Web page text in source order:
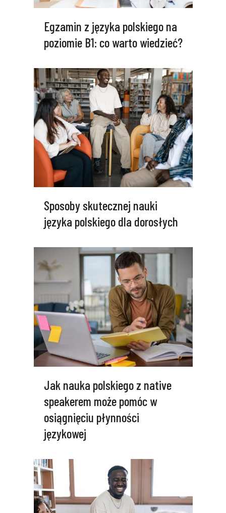
Egzamin z języka polskiego na
poziomie B1: co warto wiedzieć?
Sposoby skutecznej nauki
języka polskiego dla dorosłych
Jak nauka polskiego z native
speakerem może pomóc w
osiągnięciu płynności
językowej